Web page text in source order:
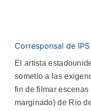
Corresponsal de IPS
El artista
sometio a las
fin de filmar
marginado) de Rio